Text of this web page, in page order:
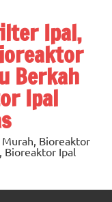
Ipal,
Berkah
Ipal
Bioreaktor
Bioreaktor Ipal